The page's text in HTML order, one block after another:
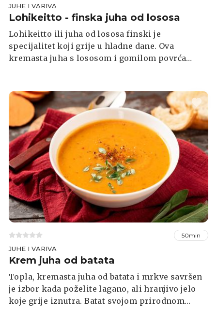
JUHE I VARIVA
Lohikeitto - finska juha od lososa
Lohikeitto ili juha od lososa finski je
specijalitet koji grije u hladne dane. Ova
kremasta juha s lososom i gomilom povrća
50min
JUHE I VARIVA
Krem juha od batata
Topla, kremasta juha od batata i mrkve savršen
je izbor kada poželite lagano, ali hranjivo jelo
koje grije iznutra. Batat svojom prirodnom